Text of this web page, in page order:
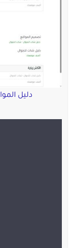
دليل